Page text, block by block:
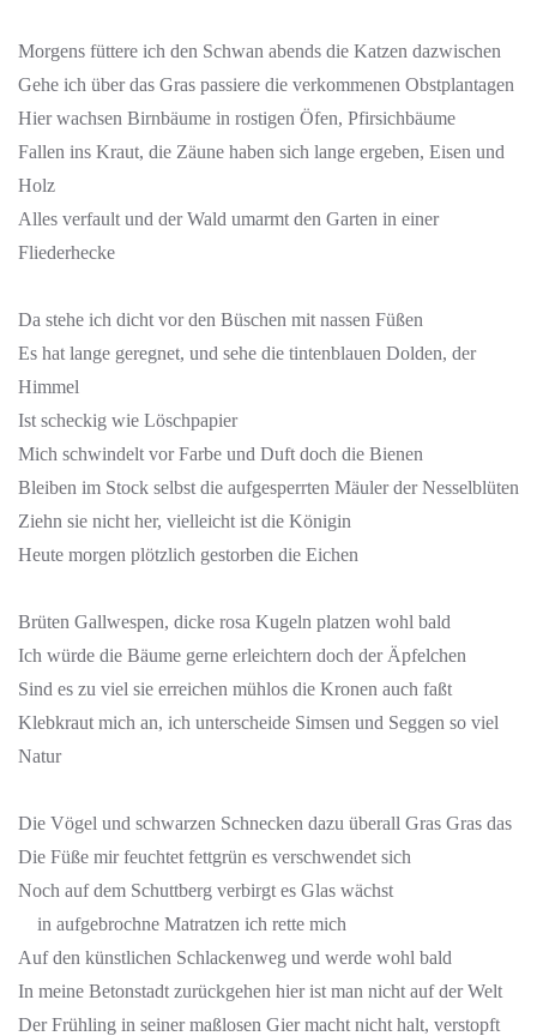
Morgens füttere ich den Schwan abends die Katzen dazwischen
Gehe ich über das Gras passiere die verkommenen Obstplantagen
Hier wachsen Birnbäume in rostigen Öfen, Pfirsichbäume
Fallen ins Kraut, die Zäune haben sich lange ergeben, Eisen und
Holz
Alles verfault und der Wald umarmt den Garten in einer
Fliederhecke
Da stehe ich dicht vor den Büschen mit nassen Füßen
Es hat lange geregnet, und sehe die tintenblauen Dolden, der
Himmel
Ist scheckig wie Löschpapier
Mich schwindelt vor Farbe und Duft doch die Bienen
Bleiben im Stock selbst die aufgesperrten Mäuler der Nesselblüten
Ziehn sie nicht her, vielleicht ist die Königin
Heute morgen plötzlich gestorben die Eichen
Brüten Gallwespen, dicke rosa Kugeln platzen wohl bald
Ich würde die Bäume gerne erleichtern doch der Äpfelchen
Sind es zu viel sie erreichen mühlos die Kronen auch faßt
Klebkraut mich an, ich unterscheide Simsen und Seggen so viel
Natur
Die Vögel und schwarzen Schnecken dazu überall Gras Gras das
Die Füße mir feuchtet fettgrün es verschwendet sich
Noch auf dem Schuttberg verbirgt es Glas wächst
in aufgebrochne Matratzen ich rette mich
Auf den künstlichen Schlackenweg und werde wohl bald
In meine Betonstadt zurückgehen hier ist man nicht auf der Welt
Der Frühling in seiner maßlosen Gier macht nicht halt, verstopft